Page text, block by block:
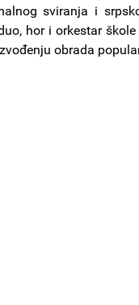
sviranja i
hor i orkestar
obrada